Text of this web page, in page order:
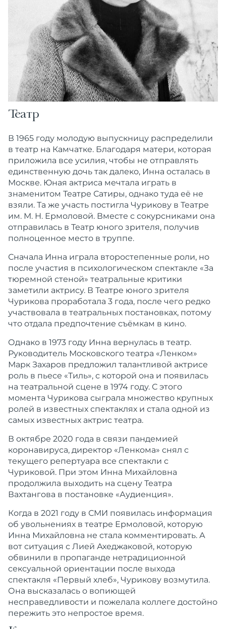
Театр
В 1965 году молодую выпускницу распределили
в театр на Камчатке. Благодаря матери, которая
приложила все усилия, чтобы не отправлять
единственную дочь так далеко, Инна осталась в
Москве. Юная актриса мечтала играть в
знаменитом Театре Сатиры, однако туда её не
взяли. Та же участь постигла Чурикову в Театре
им. М. Н. Ермоловой. Вместе с сокурсниками она
отправилась в Театр юного зрителя, получив
полноценное место в труппе.
Сначала Инна играла второстепенные роли, но
после участия в психологическом спектакле «За
тюремной стеной» театральные критики
заметили актрису. В Театре юного зрителя
Чурикова проработала 3 года, после чего редко
участвовала в театральных постановках, потому
что отдала предпочтение съёмкам в кино.
Однако в 1973 году Инна вернулась в театр.
Руководитель Московского театра «Ленком»
Марк Захаров предложил талантливой актрисе
роль в пьесе «Тиль», с которой она и появилась
на театральной сцене в 1974 году. С этого
момента Чурикова сыграла множество крупных
ролей в известных спектаклях и стала одной из
самых известных актрис театра.
В октябре 2020 года в связи пандемией
коронавируса, директор «Ленкома» снял с
текущего репертуара все спектакли с
Чуриковой. При этом Инна Михайловна
продолжила выходить на сцену Театра
Вахтангова в постановке «Аудиенция».
Когда в 2021 году в СМИ появилась информация
об увольнениях в театре Ермоловой, которую
Инна Михайловна не стала комментировать. А
вот ситуация с Лией Ахеджаковой, которую
обвинили в пропаганде нетрадиционной
сексуальной ориентации после выхода
спектакля «Первый хлеб», Чурикову возмутила.
Она высказалась о вопиющей
несправедливости и пожелала коллеге достойно
пережить это непростое время.